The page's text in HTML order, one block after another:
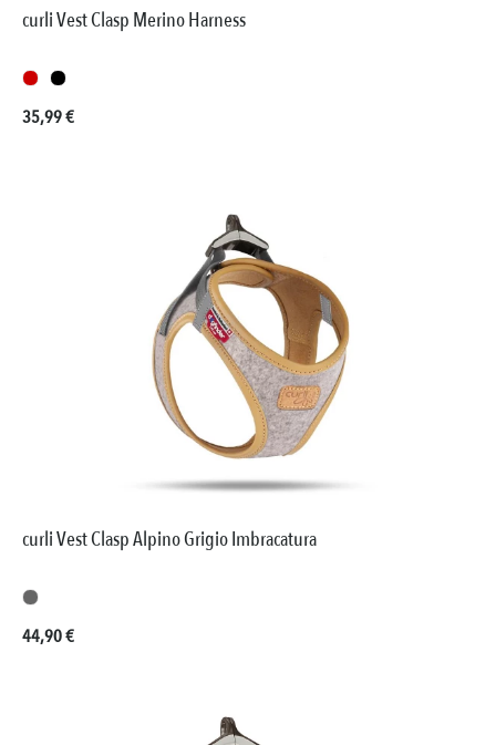
curli Vest Clasp Merino Harness
Prezzo normale:
35,99 €
curli Vest Clasp Alpino Grigio Imbracatura
Prezzo normale:
44,90 €